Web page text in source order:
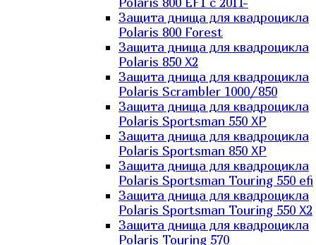
Защита днища для квадроцикла
Polaris 800 Forest
Защита днища для квадроцикла
Polaris 850 X2
Защита днища для квадроцикла
Polaris Scrambler 1000/850
Защита днища для квадроцикла
Polaris Sportsman 550 XP
Защита днища для квадроцикла
Polaris Sportsman 850 XP
Защита днища для квадроцикла
Polaris Sportsman Touring 550 efi
Защита днища для квадроцикла
Polaris Sportsman Touring 550 X2
Защита днища для квадроцикла
Polaris Touring 570